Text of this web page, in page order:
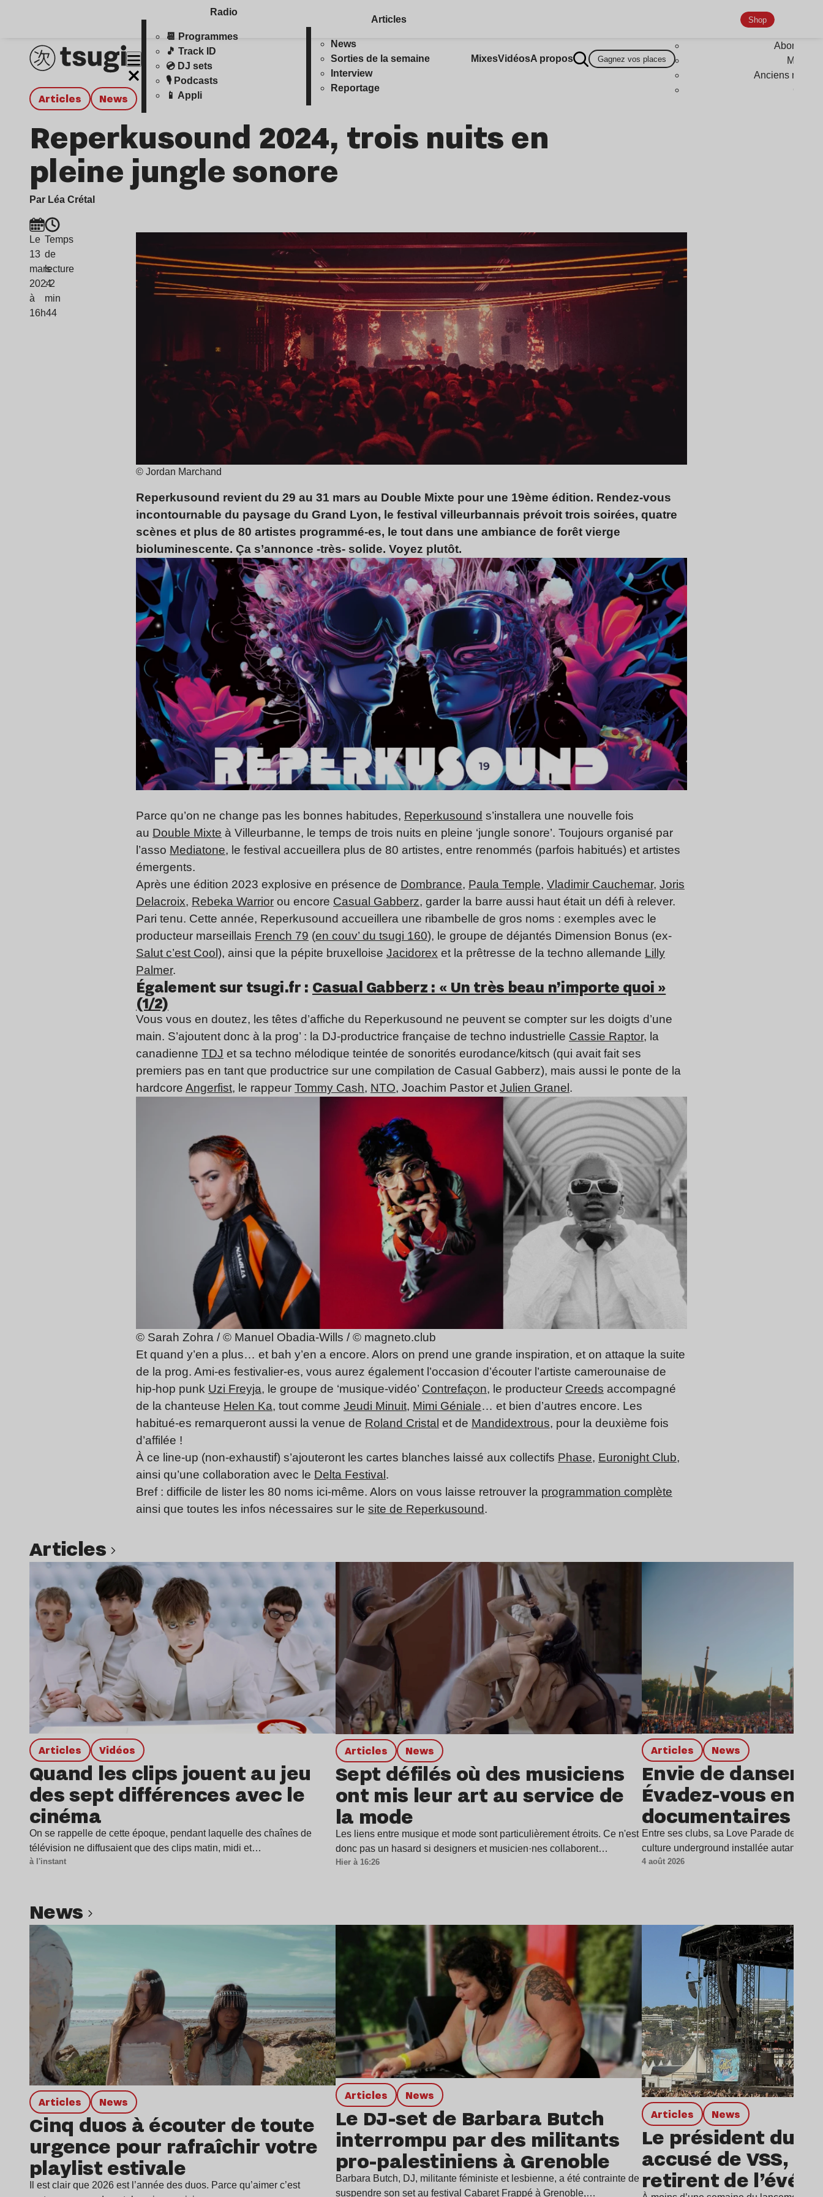
Radio
📆 Programmes
🎵 Track ID
💿 DJ sets
🎙️ Podcasts
📱 Appli
Articles
News
Sorties de la semaine
Interview
Reportage
MixesVidéosA propos Gagnez vos places
Shop
Anciens
Articles news
Reperkusound 2024, trois nuits en
pleine jungle sonore
Par Léa Crétal
Le
13
mars
2024
à
16h44
Temps
de
lecture
: 2
min
© Jordan Marchand
Reperkusound revient du 29 au 31 mars au Double Mixte pour une 19ème édition. Rendez-vous
incontournable du paysage du Grand Lyon, le festival villeurbannais prévoit trois soirées, quatre
scènes et plus de 80 artistes programmé-es, le tout dans une ambiance de forêt vierge
bioluminescente. Ça s’annonce -très- solide. Voyez plutôt.
Parce qu’on ne change pas les bonnes habitudes, Reperkusound s’installera une nouvelle fois
au Double Mixte à Villeurbanne, le temps de trois nuits en pleine ‘jungle sonore’. Toujours organisé par
l’asso Mediatone, le festival accueillera plus de 80 artistes, entre renommés (parfois habitués) et artistes
émergents.
Après une édition 2023 explosive en présence de Dombrance, Paula Temple, Vladimir Cauchemar, Joris
Delacroix, Rebeka Warrior ou encore Casual Gabberz, garder la barre aussi haut était un défi à relever.
Pari tenu. Cette année, Reperkusound accueillera une ribambelle de gros noms : exemples avec le
producteur marseillais French 79 (en couv’ du tsugi 160), le groupe de déjantés Dimension Bonus (ex-
Salut c’est Cool), ainsi que la pépite bruxelloise Jacidorex et la prêtresse de la techno allemande Lilly
Palmer.
Également sur tsugi.fr : Casual Gabberz : « Un très beau n’importe quoi »
(1/2)
Vous vous en doutez, les têtes d’affiche du Reperkusound ne peuvent se compter sur les doigts d’une
main. S’ajoutent donc à la prog’ : la DJ-productrice française de techno industrielle Cassie Raptor, la
canadienne TDJ et sa techno mélodique teintée de sonorités eurodance/kitsch (qui avait fait ses
premiers pas en tant que productrice sur une compilation de Casual Gabberz), mais aussi le ponte de la
hardcore Angerfist, le rappeur Tommy Cash, NTO, Joachim Pastor et Julien Granel .
© Sarah Zohra / © Manuel Obadia-Wills / © magneto.club
Et quand y’en a plus… et bah y’en a encore. Alors on prend une grande inspiration, et on attaque la suite
de la prog. Ami-es festivalier-es, vous aurez également l’occasion d’écouter l’artiste camerounaise de
hip-hop punk Uzi Freyja, le groupe de ‘musique-vidéo’ Contrefaçon, le producteur Creeds accompagné
de la chanteuse Helen Ka, tout comme Jeudi Minuit, Mimi Géniale… et bien d’autres encore. Les
habitué-es remarqueront aussi la venue de Roland Cristal et de Mandidextrous, pour la deuxième fois
d’affilée !
À ce line-up (non-exhaustif) s’ajouteront les cartes blanches laissé aux collectifs Phase, Euronight Club,
ainsi qu’une collaboration avec le Delta Festival .
Bref : difficile de lister les 80 noms ici-même. Alors on vous laisse retrouver la programmation complète
ainsi que toutes les infos nécessaires sur le site de Reperkusound.
Articles
Articles Vidéos
Quand les clips jouent au jeu
des sept différences avec le
cinéma
On se rappelle de cette époque, pendant laquelle des chaînes de
télévision ne diffusaient que des clips matin, midi et…
à l'instant
Articles news
Sept défilés où des musiciens
ont mis leur art au service de
la mode
Les liens entre musique et mode sont particulièrement étroits. Ce n'est
donc pas un hasard si designers et musicien·nes collaborent…
Hier à 16:26
Articles news
Envie de danser à
Évadez-vous en
documentaires
Entre ses clubs, sa Love Parade
culture underground installée autant
4 août 2026
Lire l’article Lire l’article
news
Articles news
Cinq duos à écouter de toute
urgence pour rafraîchir votre
playlist estivale
Il est clair que 2026 est l’année des duos. Parce qu’aimer c’est
Articles news
Le DJ-set de Barbara Butch
interrompu par des militants
pro-palestiniens à Grenoble
Barbara Butch, DJ, militante féministe et lesbienne, a été contrainte de
suspendre son set au festival Cabaret Frappé à Grenoble,…
Articles news
Le président du
accusé de VSS,
retirent de
Lire l’article Lire l’article